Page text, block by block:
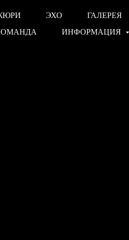
ЭХО ГАЛЕРЕЯ
ИНФОРМАЦИЯ